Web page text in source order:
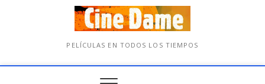
PELÍCULAS EN TODOS LOS TIEMPOS